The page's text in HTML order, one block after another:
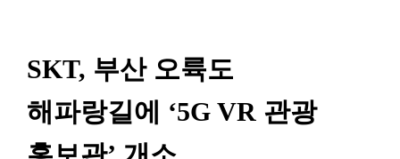
SKT, 부산 오륙도
해파랑길에 ‘5G VR 관광